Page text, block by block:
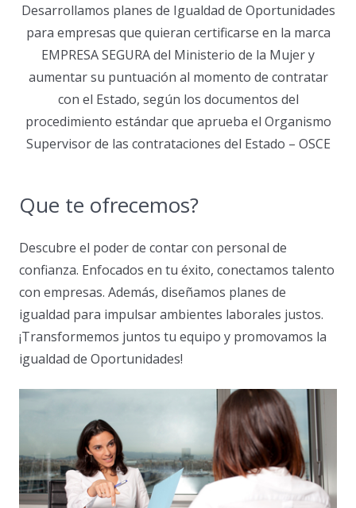
Desarrollamos planes de Igualdad de Oportunidades
para empresas que quieran certificarse en la marca
EMPRESA SEGURA del Ministerio de la Mujer y
aumentar su puntuación al momento de contratar
con el Estado, según los documentos del
procedimiento estándar que aprueba el Organismo
Supervisor de las contrataciones del Estado – OSCE
Que te ofrecemos?
Descubre el poder de contar con personal de
confianza. Enfocados en tu éxito, conectamos talento
con empresas. Además, diseñamos planes de
igualdad para impulsar ambientes laborales justos.
¡Transformemos juntos tu equipo y promovamos la
igualdad de Oportunidades!